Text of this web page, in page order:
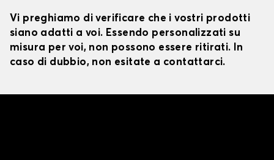
Vi preghiamo di verificare che i vostri prodotti
siano adatti a voi. Essendo personalizzati su
misura per voi, non possono essere ritirati. In
caso di dubbio, non esitate a contattarci.